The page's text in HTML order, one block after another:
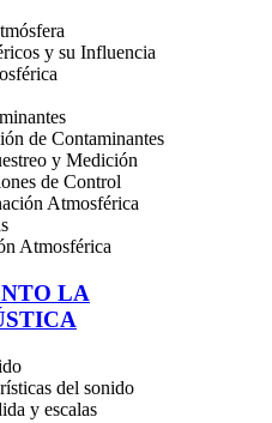
y su Influencia
de Contaminantes
y Medición
de Control
Atmosférica
Atmosférica
LA
del sonido
y escalas